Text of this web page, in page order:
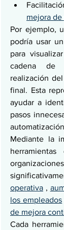
mejora de
Por ejemplo,
podría usar un
para
cadena de
realización
final. Esta
ayudar a
pasos
Mediante la
operativa ,
los empleados
de mejora
Cada